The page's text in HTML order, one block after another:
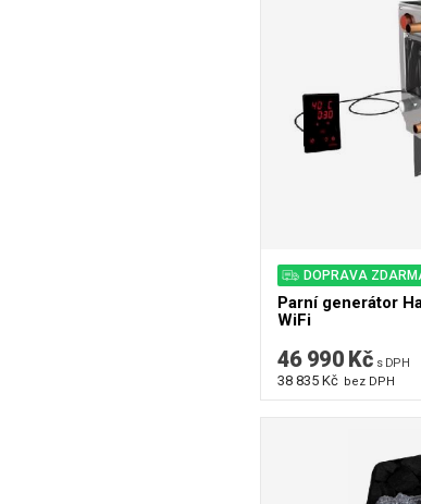
DOPRAVA
Parní generátor
WiFi
46 990 Kč s DPH
38 835 Kč bez DPH